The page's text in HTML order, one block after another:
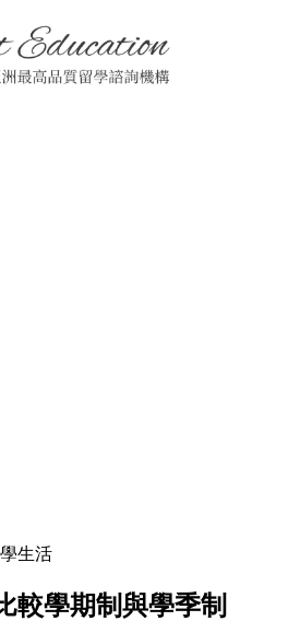
生活
較學期制與學季制